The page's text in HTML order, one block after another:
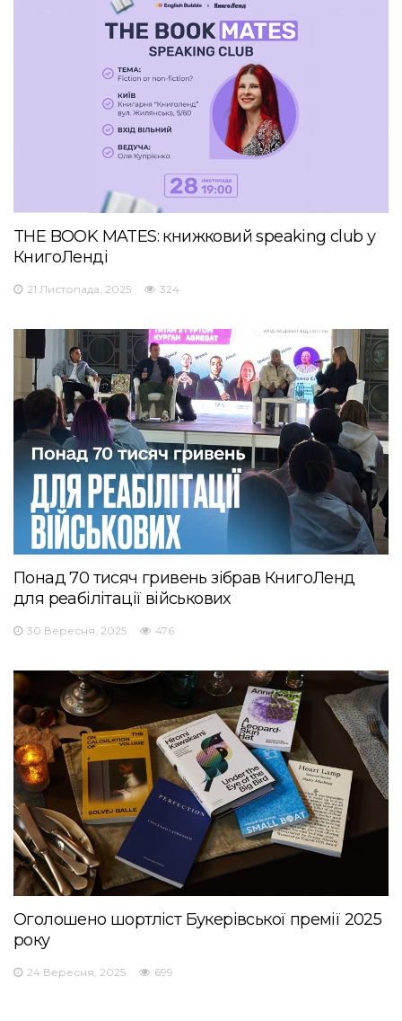
THE BOOK MATES: книжковий speaking club у
КнигоЛенді
21 Листопада, 2025 324
Понад 70 тисяч гривень зібрав КнигоЛенд
для реабілітації військових
30 Вересня, 2025 476
Оголошено шортліст Букерівської премії 2025
року
24 Вересня, 2025 699